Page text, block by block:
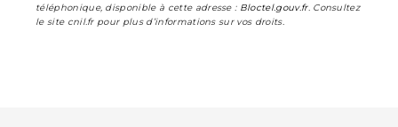
téléphonique, disponible à cette adresse : Bloctel.gouv.fr. Consultez
le site cnil.fr pour plus d’informations sur vos droits.